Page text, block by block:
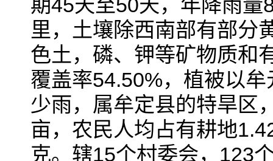
期45天至50天，年降雨
里，土壤除西南部有部分
色土，磷、钾等矿物质和
覆盖率54.50%，植被以
少雨，属牟定县的特旱区
亩，农民人均占有耕地
克。辖15个村委会，123